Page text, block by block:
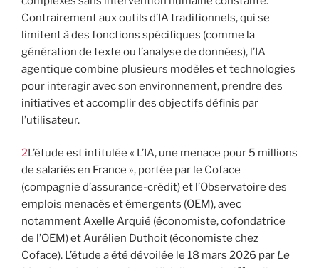
Contrairement aux outils d’IA traditionnels, qui se
limitent à des fonctions spécifiques (comme la
génération de texte ou l’analyse de données), l’IA
agentique combine plusieurs modèles et technologies
pour interagir avec son environnement, prendre des
initiatives et accomplir des objectifs définis par
l’utilisateur.
2L’étude est intitulée « L’IA, une menace pour 5 millions
de salariés en France », portée par le Coface
(compagnie d’assurance-crédit) et l’Observatoire des
emplois menacés et émergents (OEM), avec
notamment Axelle Arquié (économiste, cofondatrice
de l’OEM) et Aurélien Duthoit (économiste chez
Coface). L’étude a été dévoilée le 18 mars 2026 par Le